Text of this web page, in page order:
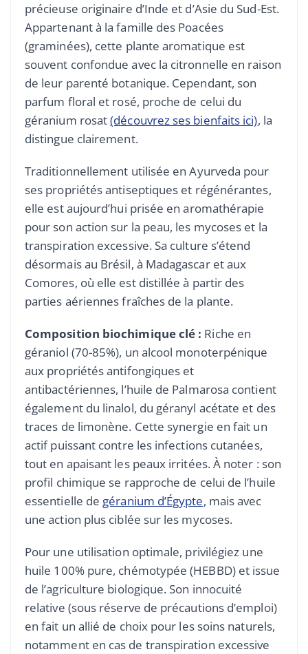
précieuse originaire d’Inde et d’Asie du Sud-Est.
Appartenant à la famille des Poacées
(graminées), cette plante aromatique est
souvent confondue avec la citronnelle en raison
de leur parenté botanique. Cependant, son
parfum floral et rosé, proche de celui du
géranium rosat(découvrez ses bienfaits ici), la
distingue clairement.
Traditionnellement utilisée en Ayurveda pour
ses propriétés antiseptiques et régénérantes,
elle est aujourd’hui prisée en aromathérapie
pour son action sur la peau, les mycoses et la
transpiration excessive. Sa culture s’étend
désormais au Brésil, à Madagascar et aux
Comores, où elle est distillée à partir des
parties aériennes fraîches de la plante.
Composition biochimique clé : Riche en
géraniol (70-85%), un alcool monoterpénique
aux propriétés antifongiques et
antibactériennes, l’huile de Palmarosa contient
également du linalol, du géranyl acétate et des
traces de limonène. Cette synergie en fait un
actif puissant contre les infections cutanées,
tout en apaisant les peaux irritées. À noter : son
profil chimique se rapproche de celui de l’huile
essentielle de géranium d’Égypte, mais avec
une action plus ciblée sur les mycoses.
Pour une utilisation optimale, privilégiez une
huile 100% pure, chémotypée (HEBBD) et issue
de l’agriculture biologique. Son innocuité
relative (sous réserve de précautions d’emploi)
en fait un allié de choix pour les soins naturels,
notamment en cas de transpiration excessive